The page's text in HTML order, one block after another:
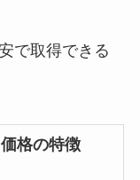
で取得できる
価格の特徴